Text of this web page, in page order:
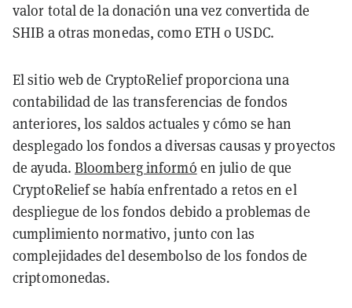
valor total de la donación una vez convertida de
SHIB a otras monedas, como ETH o USDC.
El sitio web de CryptoRelief proporciona una
contabilidad de las transferencias de fondos
anteriores, los saldos actuales y cómo se han
desplegado los fondos a diversas causas y proyectos
de ayuda. Bloomberg informó en julio de que
CryptoRelief se había enfrentado a retos en el
despliegue de los fondos debido a problemas de
cumplimiento normativo, junto con las
complejidades del desembolso de los fondos de
criptomonedas.